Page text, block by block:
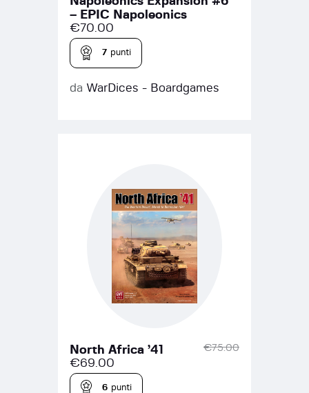
– EPIC Napoleonics
€70.00
7 punti
da WarDices - Boardgames
North Africa ’41 €75.00
€69.00
6 punti